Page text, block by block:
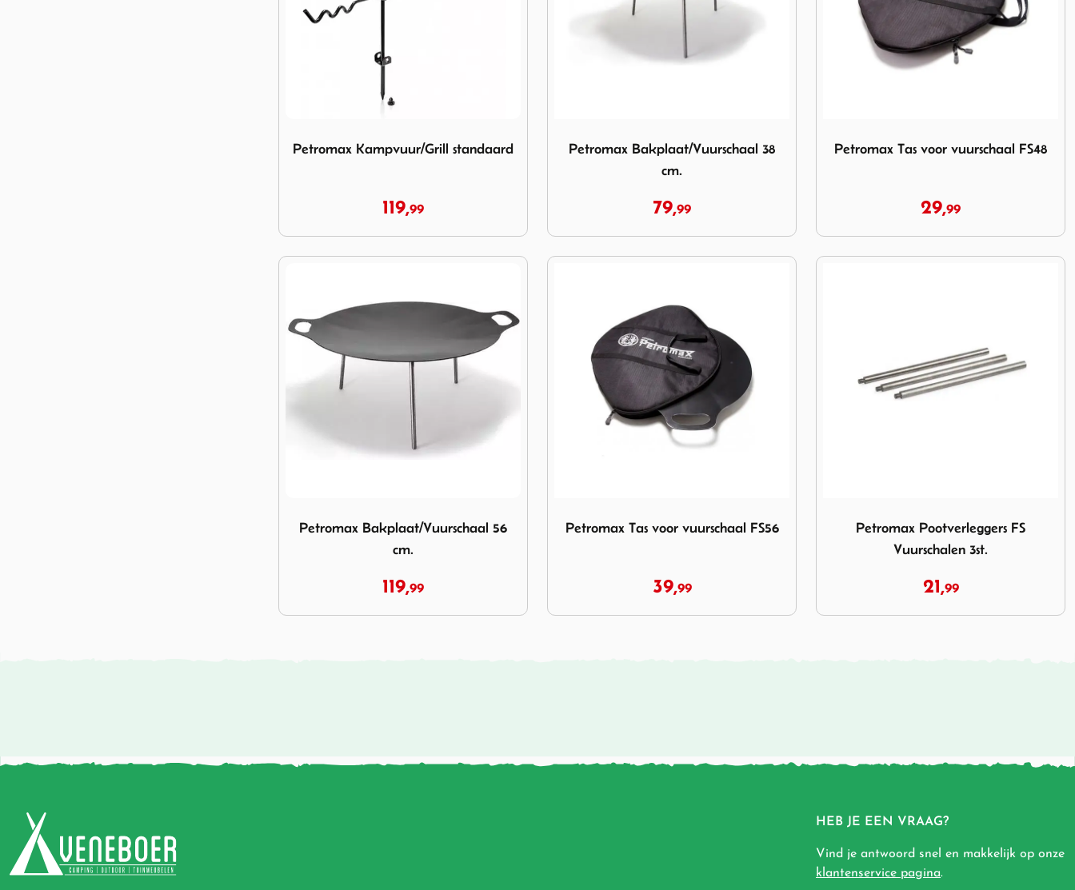
Petromax Kampvuur/Grill standaard
119,99
Petromax Bakplaat/Vuurschaal 38
cm.
79,99
Petromax Tas voor vuurschaal FS48
29,99
Petromax Bakplaat/Vuurschaal 56
cm.
119,99
Petromax Tas voor vuurschaal FS56
39,99
Petromax Pootverleggers FS
Vuurschalen 3st.
21,99
HEB JE EEN VRAAG?
Vind je antwoord snel en makkelijk op onze
klantenservice pagina.